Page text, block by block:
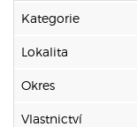
Kategorie
Lokalita
Okres
Vlastnictví